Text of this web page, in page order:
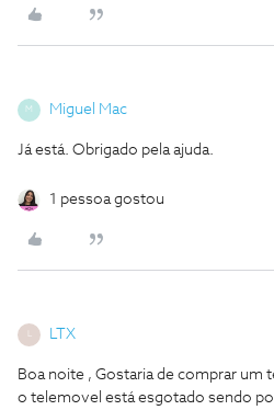
M Miguel Mac
Já está. Obrigado pela ajuda.
1 pessoa gostou
LTX
Boa noite , Gostaria de comprar um
o telemovel está esgotado sendo